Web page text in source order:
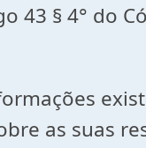
43 § 4° do
as suas